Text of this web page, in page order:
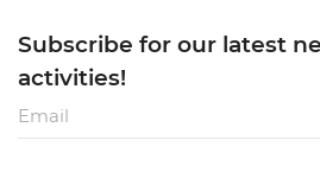
Subscribe for our latest
activities!